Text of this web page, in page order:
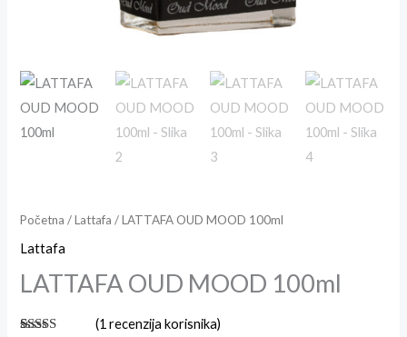
Početna /Lattafa / LATTAFA OUD MOOD 100ml
Lattafa
LATTAFA OUD MOOD 100ml
(1 recenzija korisnika)